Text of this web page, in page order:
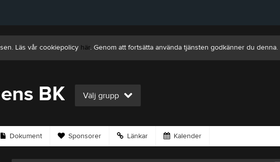
Läs vår cookiepolicy här. Genom att fortsätta använda tjänsten godkänner du denna.
BK Välj grupp
Dokument Sponsorer Länkar Kalender